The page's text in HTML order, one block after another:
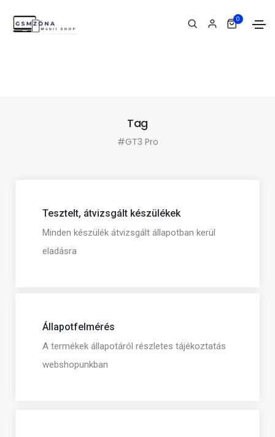
0
Tag
#GT3 Pro
Tesztelt, átvizsgált készülékek
Minden készülék átvizsgált állapotban kerül
eladásra
Állapotfelmérés
A termékek állapotáról részletes tájékoztatás
webshopunkban